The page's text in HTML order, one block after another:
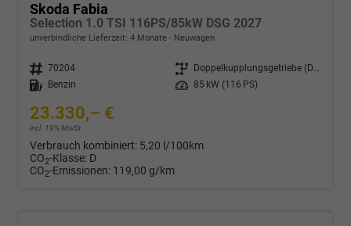
Skoda Fabia
Selection 1.0 TSI 116PS/85kW DSG 2027
unverbindliche Lieferzeit: 4 Monate Neuwagen
Fahrzeugnr. 70204 Getriebe
Doppelkupplungsgetriebe (DSG)
Kraftstoff
Benzin Leistung 85 kW (116 PS)
23.330,– €
incl. 19% MwSt.
Verbrauch kombiniert: 5,20 l/100km
CO2-Klasse: D
CO2-Emissionen: 119,00 g/km